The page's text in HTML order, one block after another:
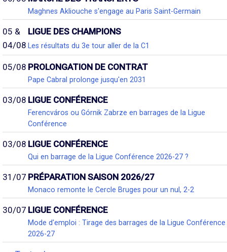
Maghnes Akliouche s'engage au Paris Saint-Germain
05 &
04/08
LIGUE DES CHAMPIONS
Les résultats du 3e tour aller de la C1
05/08 PROLONGATION DE CONTRAT
Pape Cabral prolonge jusqu'en 2031
03/08 LIGUE CONFÉRENCE
Ferencváros ou Górnik Zabrze en barrages de la Ligue
Conférence
03/08 LIGUE CONFÉRENCE
Qui en barrage de la Ligue Conférence 2026-27 ?
31/07 PRÉPARATION SAISON 2026/27
Monaco remonte le Cercle Bruges pour un nul, 2-2
30/07 LIGUE CONFÉRENCE
Mode d'emploi : Tirage des barrages de la Ligue Conférence
2026-27